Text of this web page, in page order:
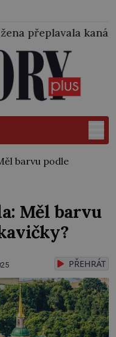
La Manche.
barvu podle
Měl barvu
PŘEHRÁT